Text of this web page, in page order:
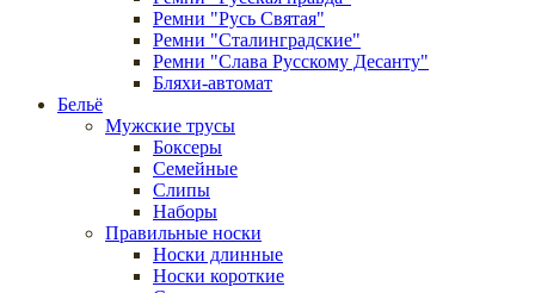
Ремни "Русь Святая"
Ремни "Сталинградские"
Ремни "Слава Русскому Десанту"
Бляхи-автомат
Бельё
Мужские трусы
Боксеры
Семейные
Слипы
Наборы
Правильные носки
Носки длинные
Носки короткие